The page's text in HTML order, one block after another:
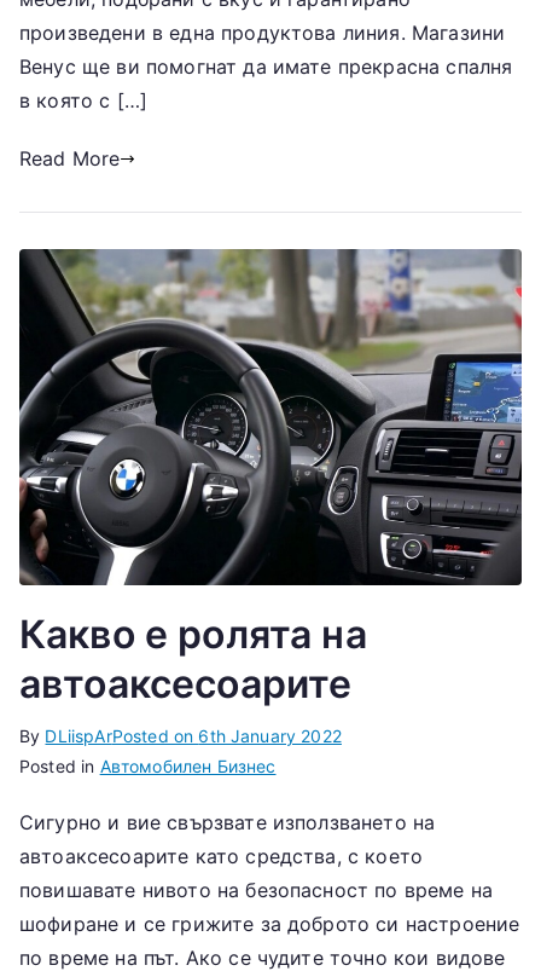
произведени в една продуктова линия. Магазини
Венус ще ви помогнат да имате прекрасна спалня
в която с […]
Read More
Какво е ролята на
автоаксесоарите
By DLiispArPosted on 6th January 2022
Posted in Автомобилен Бизнес
Сигурно и вие свързвате използването на
автоаксесоарите като средства, с което
повишавате нивото на безопасност по време на
шофиране и се грижите за доброто си настроение
по време на път. Ако се чудите точно кои видове